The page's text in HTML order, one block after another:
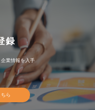
録
業情報を入手
ら